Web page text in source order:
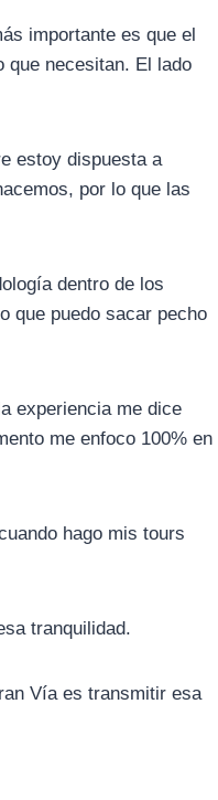
importante es que el
que necesitan. El lado
estoy dispuesta a
por lo que las
dentro de los
que puedo sacar pecho
experiencia me dice
me enfoco 100% en
hago mis tours
tranquilidad.
Vía es transmitir esa